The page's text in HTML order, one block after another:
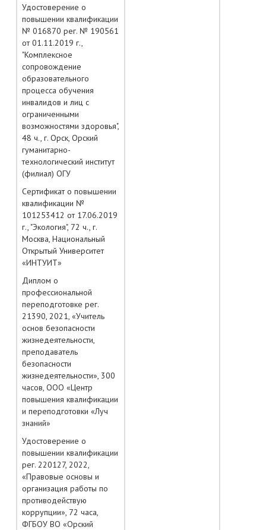
Удостоверение о
повышении квалификации
№ 016870 рег. № 190561
от 01.11.2019 г.,
"Комплексное
сопровождение
образовательного
процесса обучения
инвалидов и лиц с
ограниченными
возможностями здоровья",
48 ч., г. Орск, Орский
гуманитарно-
технологический институт
(филиал) ОГУ
Сертификат о повышении
квалификации №
101253412 от 17.06.2019
г., "Экология", 72 ч., г.
Москва, Национальный
Открытый Университет
«ИНТУИТ»
Диплом о
профессиональной
переподготовке рег.
21390, 2021, «Учитель
основ безопасности
жизнедеятельности,
преподаватель
безопасности
жизнедеятельности», 300
часов, ООО «Центр
повышения квалификации
и переподготовки «Луч
знаний»
Удостоверение о
повышении квалификации
рег. 220127, 2022,
«Правовые основы и
организация работы по
противодействую
коррупции», 72 часа,
ФГБОУ ВО «Орский